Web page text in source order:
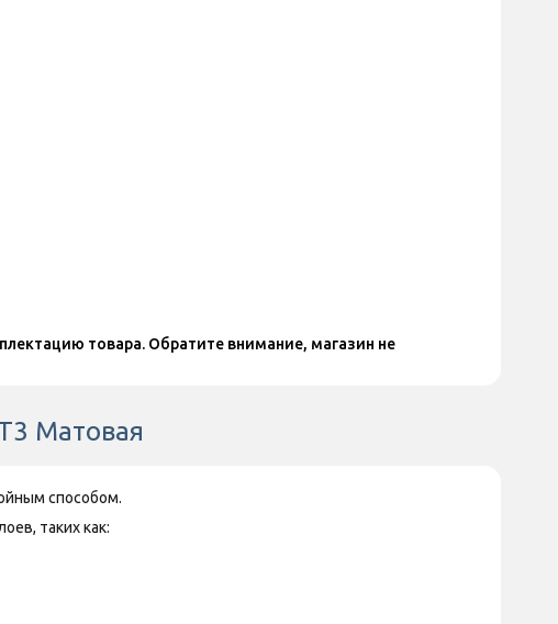
товара. Обратите внимание, магазин не
Матовая
способом.
таких как: